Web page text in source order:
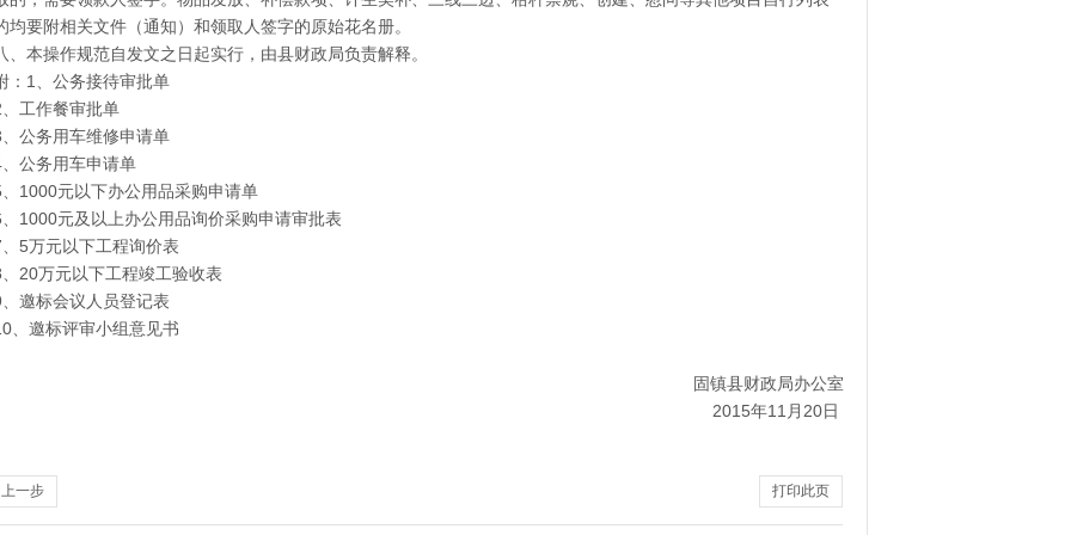
均要附相关文件（通知）和领取人签字的原始花名册。
、本操作规范自发文之日起实行，由县财政局负责解释。
：1、公务接待审批单
工作餐审批单
公务用车维修申请单
公务用车申请单
1000元以下办公用品采购申请单
1000元及以上办公用品询价采购申请审批表
5万元以下工程询价表
20万元以下工程竣工验收表
邀标会议人员登记表
、邀标评审小组意见书
固镇县财政局办公室
2015年11月20日
一步 打印此页